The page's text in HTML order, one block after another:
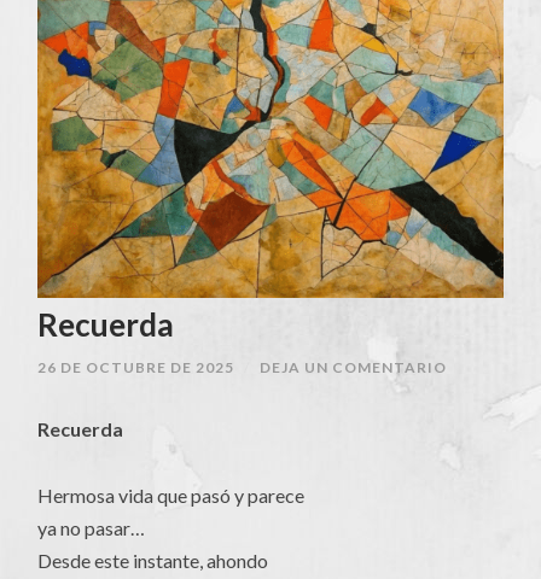
Recuerda
26 DE OCTUBRE DE 2025 DEJA UN COMENTARIO
Recuerda
Hermosa vida que pasó y parece
ya no pasar…
Desde este instante, ahondo